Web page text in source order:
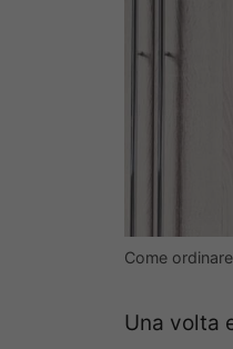
Come
Una volta